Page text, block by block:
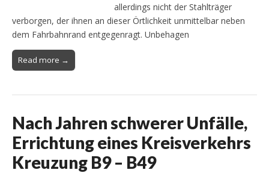
allerdings nicht der Stahlträger
verborgen, der ihnen an dieser Örtlichkeit unmittelbar neben
dem Fahrbahnrand entgegenragt. Unbehagen
Read more →
Nach Jahren schwerer Unfälle,
Errichtung eines Kreisverkehrs
Kreuzung B9 – B49